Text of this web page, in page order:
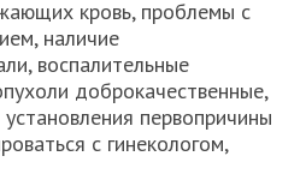
кровь, проблемы с
наличие
воспалительные
доброкачественные,
первопричины
с гинекологом,